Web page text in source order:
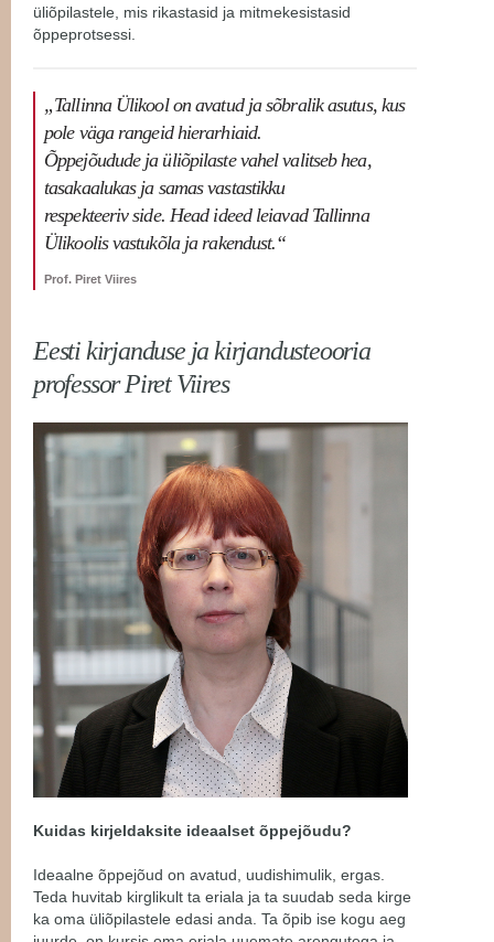
üliõpilastele, mis rikastasid ja mitmekesistasid
õppeprotsessi.
„Tallinna Ülikool on avatud ja sõbralik asutus, kus
pole väga rangeid hierarhiaid.
Õppejõudude ja üliõpilaste vahel valitseb hea,
tasakaalukas ja samas vastastikku
respekteeriv side. Head ideed leiavad Tallinna
Ülikoolis vastukõla ja rakendust.“
Prof. Piret Viires
Eesti kirjanduse ja kirjandusteooria
professor Piret Viires
Kuidas kirjeldaksite ideaalset õppejõudu?
Ideaalne õppejõud on avatud, uudishimulik, ergas.
Teda huvitab kirglikult ta eriala ja ta suudab seda kirge
ka oma üliõpilastele edasi anda. Ta õpib ise kogu aeg